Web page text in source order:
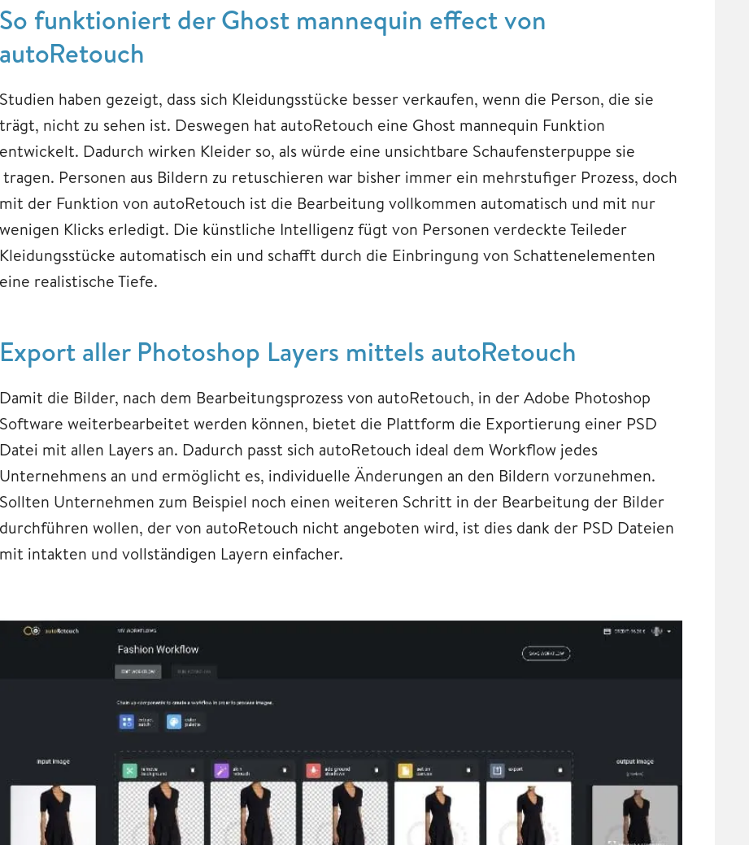
So funktioniert der Ghost mannequin effect von
autoRetouch
Studien haben gezeigt, dass sich Kleidungsstücke besser verkaufen, wenn die Person, die sie
trägt, nicht zu sehen ist. Deswegen hat autoRetouch eine Ghost mannequin Funktion
entwickelt. Dadurch wirken Kleider so, als würde eine unsichtbare Schaufensterpuppe sie
tragen. Personen aus Bildern zu retuschieren war bisher immer ein mehrstufiger Prozess, doch
mit der Funktion von autoRetouch ist die Bearbeitung vollkommen automatisch und mit nur
wenigen Klicks erledigt. Die künstliche Intelligenz fügt von Personen verdeckte Teileder
Kleidungsstücke automatisch ein und schafft durch die Einbringung von Schattenelementen
eine realistische Tiefe.
​​​​​​​Export aller Photoshop Layers mittels autoRetouch
Damit die Bilder, nach dem Bearbeitungsprozess von autoRetouch, in der Adobe Photoshop
Software weiterbearbeitet werden können, bietet die Plattform die Exportierung einer PSD
Datei mit allen Layers an. Dadurch passt sich autoRetouch ideal dem Workflow jedes
Unternehmens an und ermöglicht es, individuelle Änderungen an den Bildern vorzunehmen.
Sollten Unternehmen zum Beispiel noch einen weiteren Schritt in der Bearbeitung der Bilder
durchführen wollen, der von autoRetouch nicht angeboten wird, ist dies dank der PSD Dateien
mit intakten und vollständigen Layern einfacher.